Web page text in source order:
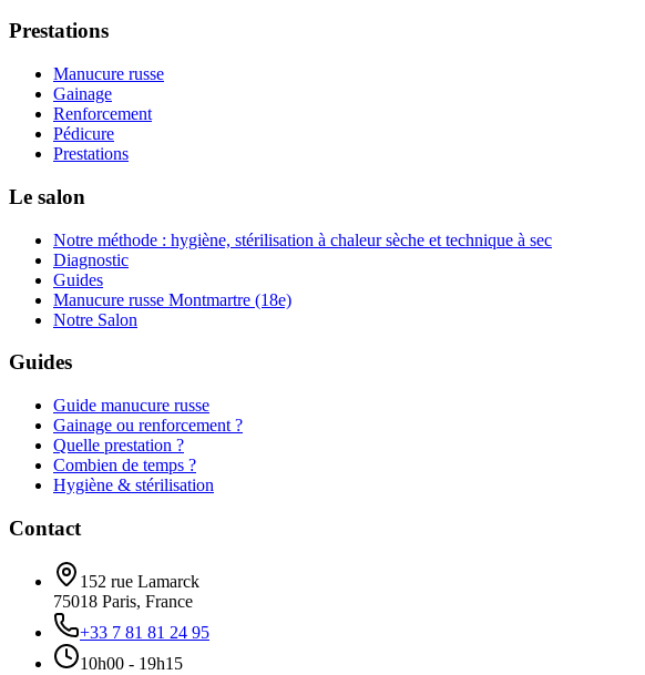
Prestations
Manucure russe
Gainage
Renforcement
Pédicure
Prestations
Le salon
Notre méthode : hygiène, stérilisation à chaleur sèche et technique à sec
Diagnostic
Guides
Manucure russe Montmartre (18e)
Notre Salon
Guides
Guide manucure russe
Gainage ou renforcement ?
Quelle prestation ?
Combien de temps ?
Hygiène & stérilisation
Contact
152 rue Lamarck
75018 Paris, France
+33 7 81 81 24 95
10h00 - 19h15